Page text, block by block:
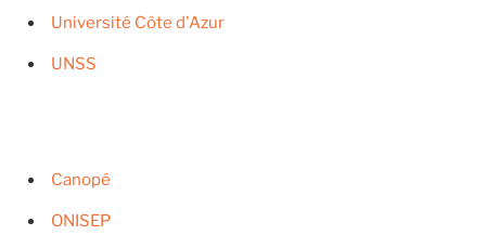
Université Côte d'Azur
UNSS
Canopé
ONISEP